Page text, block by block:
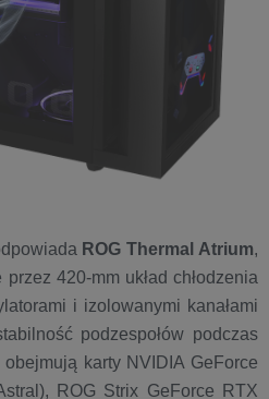
ROG Thermal Atrium,
420-mm układ chłodzenia
i izolowanymi kanałami
podzespołów podczas
karty NVIDIA GeForce
ROG Strix GeForce RTX